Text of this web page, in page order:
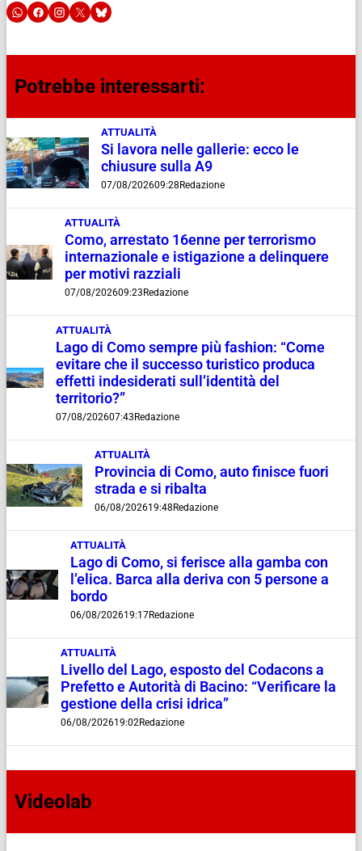
Potrebbe interessarti:
ATTUALITÀ
Si lavora nelle gallerie: ecco le
chiusure sulla A9
07/08/202609:28 Redazione
ATTUALITÀ
Como, arrestato 16enne per terrorismo
internazionale e istigazione a delinquere
per motivi razziali
07/08/202609:23 Redazione
ATTUALITÀ
Lago di Como sempre più fashion: “Come
evitare che il successo turistico produca
effetti indesiderati sull’identità del
territorio?”
07/08/202607:43 Redazione
ATTUALITÀ
Provincia di Como, auto finisce fuori
strada e si ribalta
06/08/202619:48 Redazione
ATTUALITÀ
Lago di Como, si ferisce alla gamba con
l’elica. Barca alla deriva con 5 persone a
bordo
06/08/202619:17Redazione
ATTUALITÀ
Livello del Lago, esposto del Codacons a
Prefetto e Autorità di Bacino: “Verificare la
gestione della crisi idrica”
06/08/202619:02Redazione
Videolab